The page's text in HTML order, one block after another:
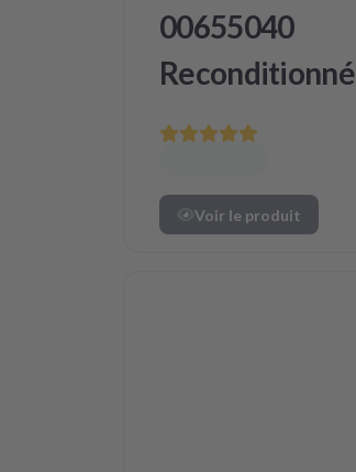
00655040
Reconditionné
Voir le produit